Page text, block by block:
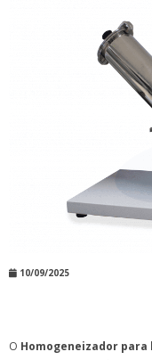
10/09/2025
O Homogeneizador